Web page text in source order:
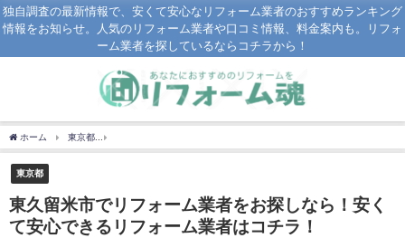
独自調査の最新情報で、安くて安心なリフォーム業者のおすすめランキング
情報をお知らせ。人気のリフォーム業者や口コミ情報、料金案内も。リフォ
ーム業者を探しているならコチラから！
ホーム 東京都
東京都
東久留米市でリフォーム業者をお探しなら！安く
て安心できるリフォーム業者はコチラ！